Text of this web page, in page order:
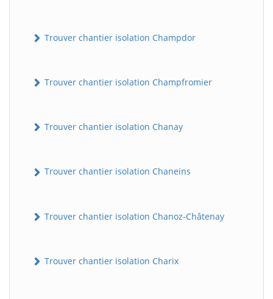
Trouver chantier isolation Champdor
Trouver chantier isolation Champfromier
Trouver chantier isolation Chanay
Trouver chantier isolation Chaneins
Trouver chantier isolation Chanoz-Châtenay
Trouver chantier isolation Charix